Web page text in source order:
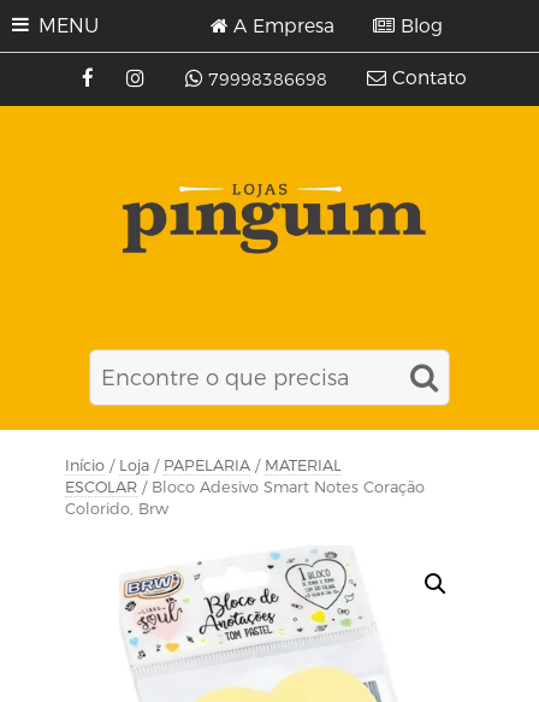
MENU
79998386698
A Empresa Blog
Contato
Início / Loja / PAPELARIA / MATERIAL
ESCOLAR / Bloco Adesivo Smart Notes Coração
Colorido, Brw